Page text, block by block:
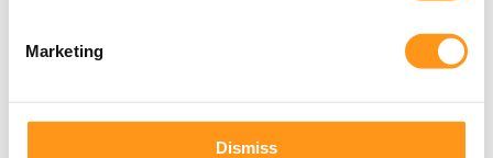
Marketing
Dismiss